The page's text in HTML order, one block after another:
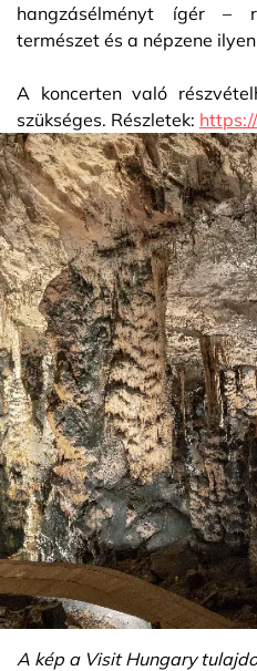
hangzásélményt ígér –
természet és a népzene
A koncerten való
szükséges. Részletek:
A kép a Visit Hungary